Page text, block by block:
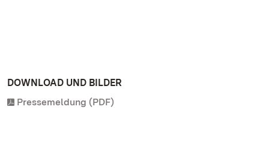
DOWNLOAD UND BILDER
Pressemeldung (PDF)